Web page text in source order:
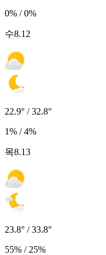
0% / 0%
수8.12
22.9° / 32.8°
1% / 4%
목8.13
23.8° / 33.8°
55% / 25%